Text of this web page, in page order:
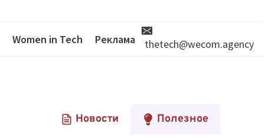
Women in Tech Реклама thetech@wecom.agency
Новости Полезное